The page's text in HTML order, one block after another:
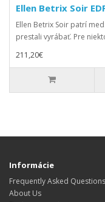
Ellen Betrix Soir
Ellen Betrix Soir patrí
prestali vyrábať. Pre
211,20€
Informácie
Frequently Asked Questions
About Us